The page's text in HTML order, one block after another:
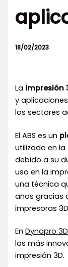
18/02/2023
La impresión
y
los sectores
El ABS es un
utilizado en
debido a su
uso en la
una técnica
años gracias
impresoras
EnDynapro 3D
las más
impresión 3D.